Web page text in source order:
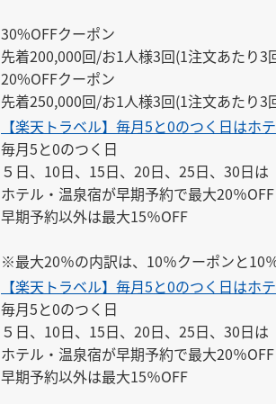
30%OFFクーポン
先着200,000回/お1人様3回(1注文あたり3
20%OFFクーポン
先着250,000回/お1人様3回(1注文あたり3
10%OFFクーポン
先着100,000回/お1人様3回(1注文あたり3
※各1注文あたりの最低お買い物金額なし
【楽天トラベル】毎月5と0のつく日はホ
毎月5と0のつく日
５日、10日、15日、20日、25日、30日は
ホテル・温泉宿が早期予約で最大20％OFF
早期予約以外は最大15％OFF
※最大20％の内訳は、10％クーポンと10
す。
【楽天トラベル】毎月5と0のつく日はホ
毎月5と0のつく日
５日、10日、15日、20日、25日、30日は
ホテル・温泉宿が早期予約で最大20％OFF
早期予約以外は最大15％OFF